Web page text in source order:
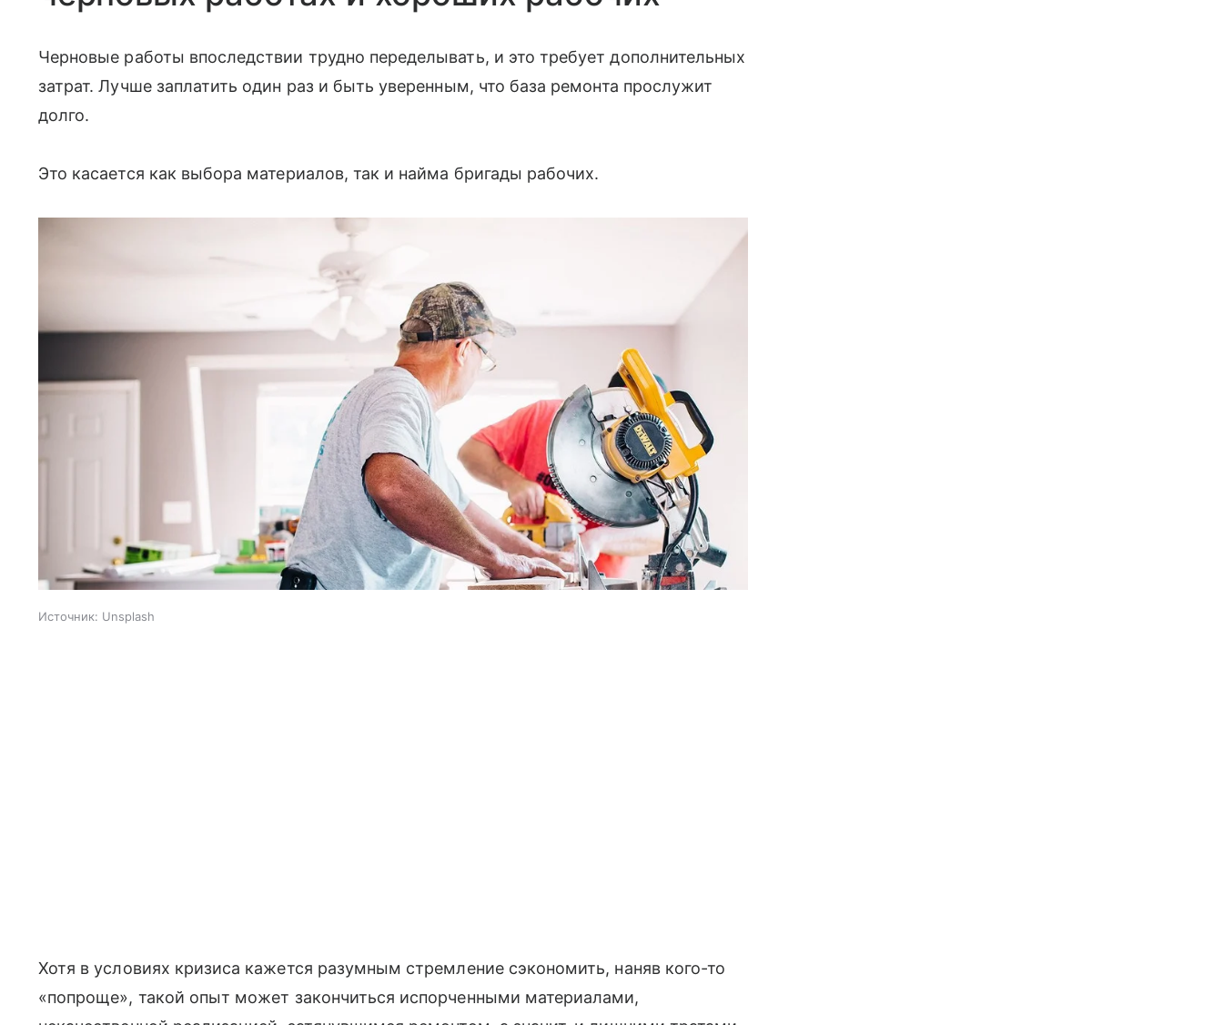
Черновые работы впоследствии трудно переделывать, и это требует дополнительных
затрат. Лучше заплатить один раз и быть уверенным, что база ремонта прослужит
долго.
Это касается как выбора материалов, так и найма бригады рабочих.
Источник: Unsplash
Хотя в условиях кризиса кажется разумным стремление сэкономить, наняв кого-то
«попроще», такой опыт может закончиться испорченными материалами,